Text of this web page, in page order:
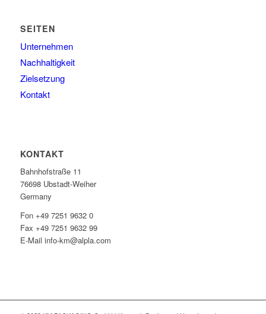
SEITEN
Unternehmen
Nachhaltigkeit
Zielsetzung
Kontakt
KONTAKT
Bahnhofstraße 11
76698 Ubstadt-Weiher
Germany
Fon +49 7251 9632 0
Fax +49 7251 9632 99
E-Mail info-km@alpla.com